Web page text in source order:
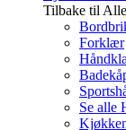
Tilbake til
Forklær
Se alle